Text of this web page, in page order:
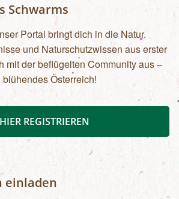
Schwarms
Portal bringt dich in die Natur.
und Naturschutzwissen aus erster
mit der beflügelten Community aus –
Österreich!
HIER REGISTRIEREN
einladen